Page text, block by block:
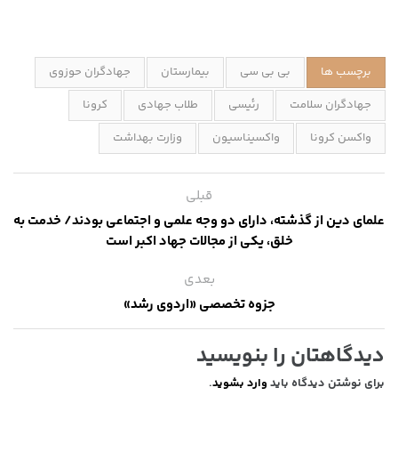
برچسب ها بی بی سی بیمارستان
جهادگران حوزوی
جهادگران سلامت
رئیسی طلاب جهادی
کرونا
واکسن کرونا
واکسیناسیون وزارت بهداشت
قبلی
علمای دین از گذشته، دارای دو وجه علمی و اجتماعی بودند/ خدمت به
خلق، یکی از مجالات جهاد اکبر است
بعدی
جزوه تخصصی «اردوی رشد»
دیدگاهتان را بنویسید
برای نوشتن دیدگاه باید وارد بشوید.